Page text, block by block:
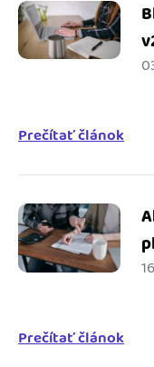
Prečítať článok
Prečítať článok